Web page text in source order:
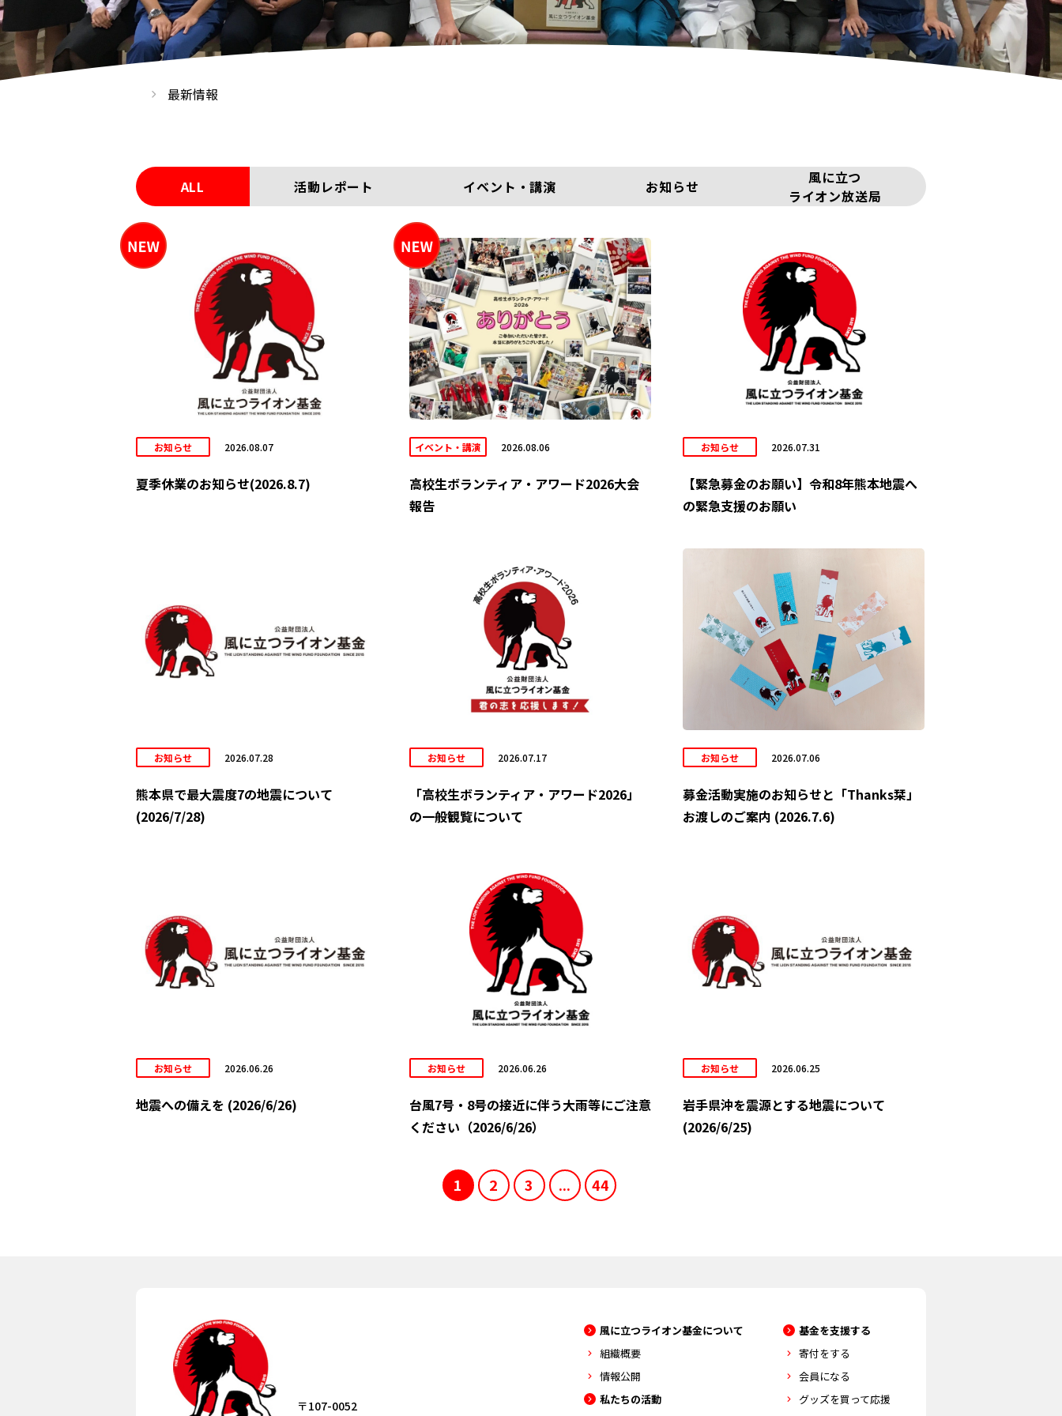
最新情報
ALL 活動レポート イベント・講演 お知らせ
風に立つ
ライオン放送局
お知らせ 2026.08.07
夏季休業のお知らせ(2026.8.7)
イベント・講演 2026.08.06
高校生ボランティア・アワード2026大会
報告
お知らせ 2026.07.31
【緊急募金のお願い】令和8年熊本地震へ
の緊急支援のお願い
お知らせ 2026.07.28
熊本県で最大震度7の地震について
(2026/7/28)
お知らせ 2026.07.17
「高校生ボランティア・アワード2026」
の一般観覧について
お知らせ 2026.07.06
募金活動実施のお知らせと「Thanks栞」
お渡しのご案内 (2026.7.6)
お知らせ 2026.06.26
地震への備えを (2026/6/26)
お知らせ 2026.06.26
台風7号・8号の接近に伴う大雨等にご注意
ください（2026/6/26）
お知らせ 2026.06.25
岩手県沖を震源とする地震について
(2026/6/25)
1 2 3 ... 44
〒107-0052
風に立つライオン基金について
組織概要
情報公開
私たちの活動
基金を支援する
寄付をする
会員になる
グッズを買って応援